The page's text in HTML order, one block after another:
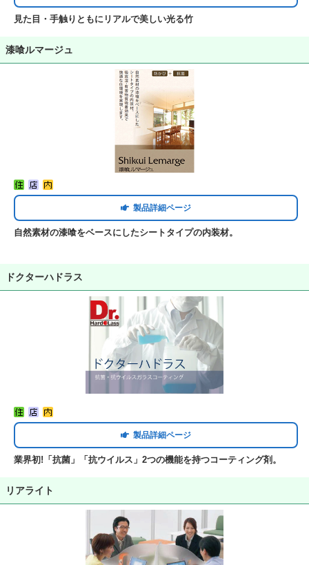
見た目・手触りともにリアルで美しい光る竹
漆喰ルマージュ
製品詳細ページ
自然素材の漆喰をベースにしたシートタイプの内装材。
ドクターハドラス
製品詳細ページ
業界初!「抗菌」「抗ウイルス」2つの機能を持つコーティング剤。
リアライト